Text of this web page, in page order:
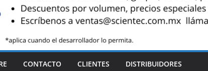
CONTACTO CLIENTES DISTRIBUIDORES